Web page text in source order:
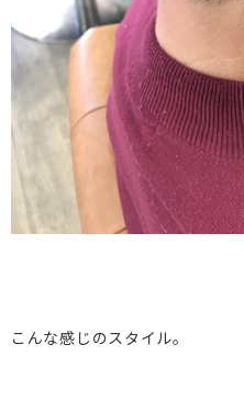
こんな感じのスタイル。